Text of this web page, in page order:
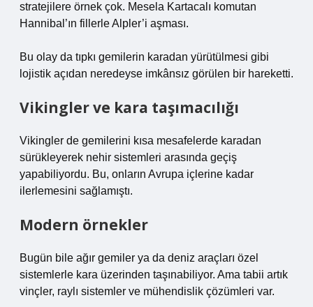
stratejilere örnek çok. Mesela Kartacalı komutan
Hannibal’ın fillerle Alpler’i aşması.
Bu olay da tıpkı gemilerin karadan yürütülmesi gibi
lojistik açıdan neredeyse imkânsız görülen bir hareketti.
Vikingler ve kara taşımacılığı
Vikingler de gemilerini kısa mesafelerde karadan
sürükleyerek nehir sistemleri arasında geçiş
yapabiliyordu. Bu, onların Avrupa içlerine kadar
ilerlemesini sağlamıştı.
Modern örnekler
Bugün bile ağır gemiler ya da deniz araçları özel
sistemlerle kara üzerinden taşınabiliyor. Ama tabii artık
vinçler, raylı sistemler ve mühendislik çözümleri var.